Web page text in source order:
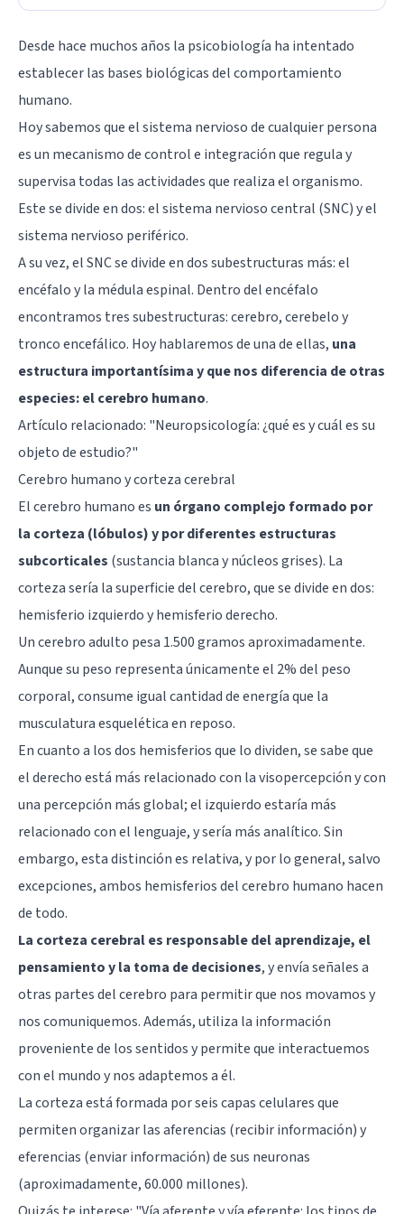
Desde hace muchos años la psicobiología ha intentado
establecer las bases biológicas del comportamiento
humano.
Hoy sabemos que el sistema nervioso de cualquier persona
es un mecanismo de control e integración que regula y
supervisa todas las actividades que realiza el organismo.
Este se divide en dos: el sistema nervioso central (SNC) y el
sistema nervioso periférico.
A su vez, el SNC se divide en dos subestructuras más: el
encéfalo y la médula espinal. Dentro del encéfalo
encontramos tres subestructuras: cerebro, cerebelo y
tronco encefálico. Hoy hablaremos de una de ellas, una
estructura importantísima y que nos diferencia de otras
especies: el cerebro humano.
Artículo relacionado: "Neuropsicología: ¿qué es y cuál es su
objeto de estudio?"
Cerebro humano y corteza cerebral
El cerebro humano es un órgano complejo formado por
la corteza (lóbulos) y por diferentes estructuras
subcorticales (sustancia blanca y núcleos grises). La
corteza sería la superficie del cerebro, que se divide en dos:
hemisferio izquierdo y hemisferio derecho.
Un cerebro adulto pesa 1.500 gramos aproximadamente.
Aunque su peso representa únicamente el 2% del peso
corporal, consume igual cantidad de energía que la
musculatura esquelética en reposo.
En cuanto a los dos hemisferios que lo dividen, se sabe que
el derecho está más relacionado con la visopercepción y con
una percepción más global; el izquierdo estaría más
relacionado con el lenguaje, y sería más analítico. Sin
embargo, esta distinción es relativa, y por lo general, salvo
excepciones, ambos hemisferios del cerebro humano hacen
de todo.
La corteza cerebral es responsable del aprendizaje, el
pensamiento y la toma de decisiones, y envía señales a
otras partes del cerebro para permitir que nos movamos y
nos comuniquemos. Además, utiliza la información
proveniente de los sentidos y permite que interactuemos
con el mundo y nos adaptemos a él.
La corteza está formada por seis capas celulares que
permiten organizar las aferencias (recibir información) y
eferencias (enviar información) de sus neuronas
(aproximadamente, 60.000 millones).